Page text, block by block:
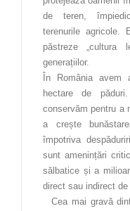
Muzică
Organizator
Pedagogie
Producție media
Studiul calității
Teatru
Tehnici poligrafice
de teren,
terenurile agricole.
păstreze „cultura
generațiilor.
În România avem
hectare de
conservăm pentru a
a crește
împotriva
sunt amenințări
sălbatice și a
direct sau indirect
Cea mai gravă